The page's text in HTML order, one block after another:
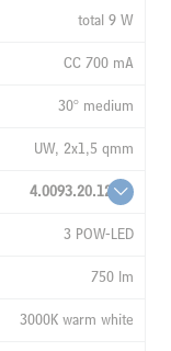
total 9 W
CC 700 mA
30° medium
UW, 2x1,5 qmm
4.0093.20.12
3 POW-LED
750 lm
3000K warm white